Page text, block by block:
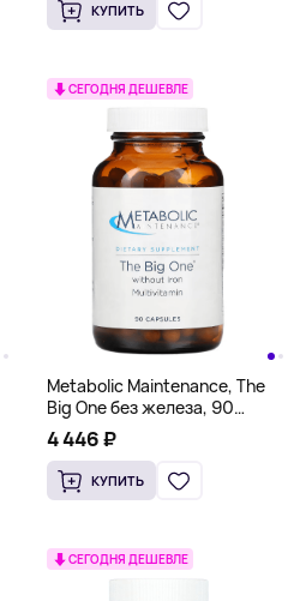
КУПИТЬ
СЕГОДНЯ ДЕШЕВЛЕ
Metabolic Maintenance, The
Big One без железа, 90
капсул
4 446 ₽
КУПИТЬ
СЕГОДНЯ ДЕШЕВЛЕ